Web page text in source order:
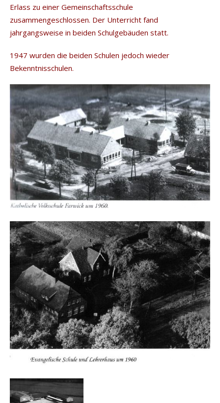
Erlass zu einer Gemeinschaftsschule
zusammengeschlossen. Der Unterricht fand
jahrgangsweise in beiden Schulgebäuden statt.
1947 wurden die beiden Schulen jedoch wieder
Bekenntnisschulen.